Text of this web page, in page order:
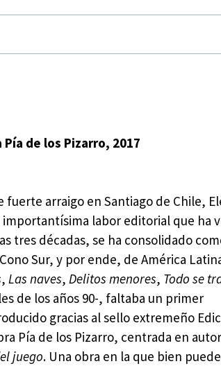
de los Pizarro, 2017
arraigo en Santiago de Chile,
labor editorial que ha
tres décadas, se ha consolidado
Sur, y por ende, de América
,Las naves,Delitos menores, Todo se
de los años 90-, faltaba un primer
gracias al sello extremeño
Pía de los Pizarro, centrada en
juego. Una obra en la que bien